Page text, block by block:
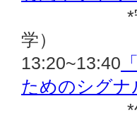
*守田智（
学）
13:20~13:40
ためのシグナ
*竹内大輔